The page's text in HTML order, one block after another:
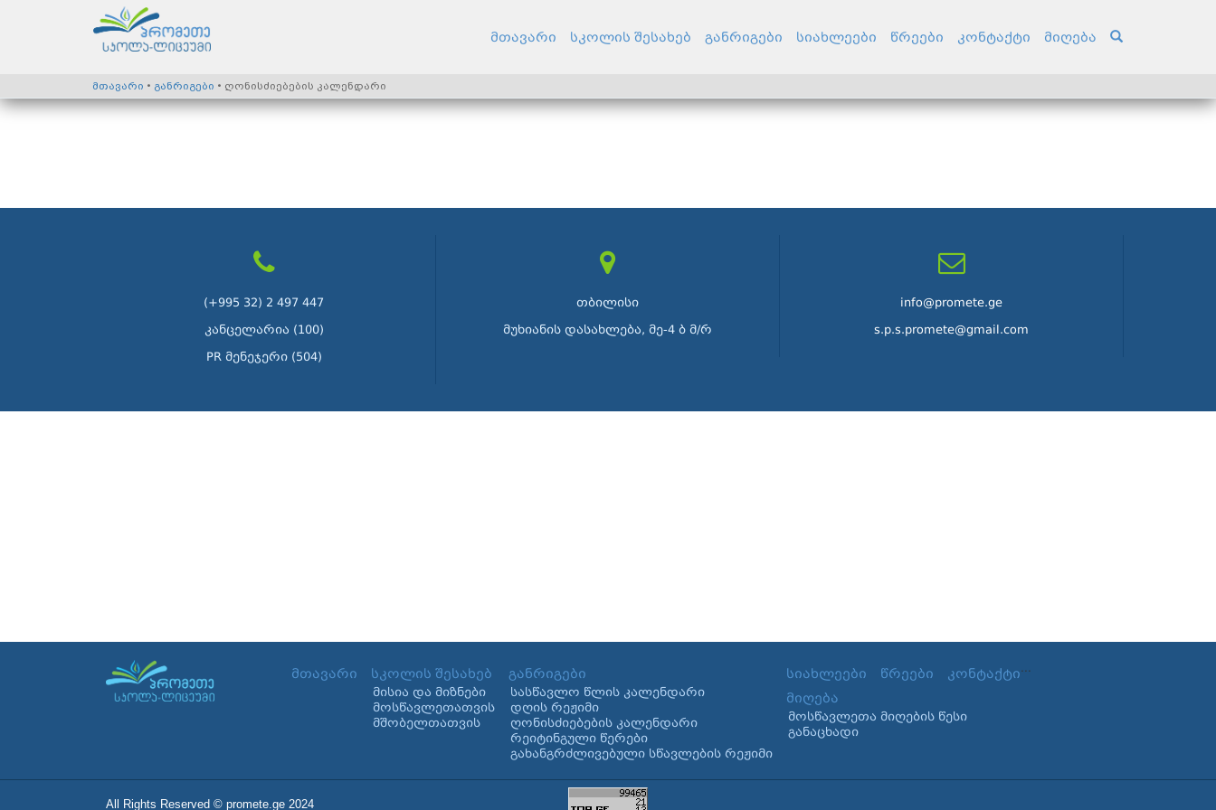
მთავარი სკოლის შესახებ განრიგები სიახლეები წრეები კონტაქტი მიღება
მთავარი • განრიგები • ღონისძიებების კალენდარი
(+995 32) 2 497 447
კანცელარია (100)
PR მენეჯერი (504)
თბილისი
მუხიანის დასახლება, მე-4 ბ მ/რ
info@promete.ge
s.p.s.promete@gmail.com
მთავარი სკოლის შესახებ
მისია და მიზნები
მოსწავლეთათვის
მშობელთათვის
განრიგები
სასწავლო წლის კალენდარი
დღის რეჟიმი
ღონისძიებების კალენდარი
რეიტინგული წერები
გახანგრძლივებული სწავლების რეჟიმი
სიახლეები წრეები კონტაქტი...
მიღება
მოსწავლეთა მიღების წესი
განაცხადი
All Rights Reserved © promete.ge 2024